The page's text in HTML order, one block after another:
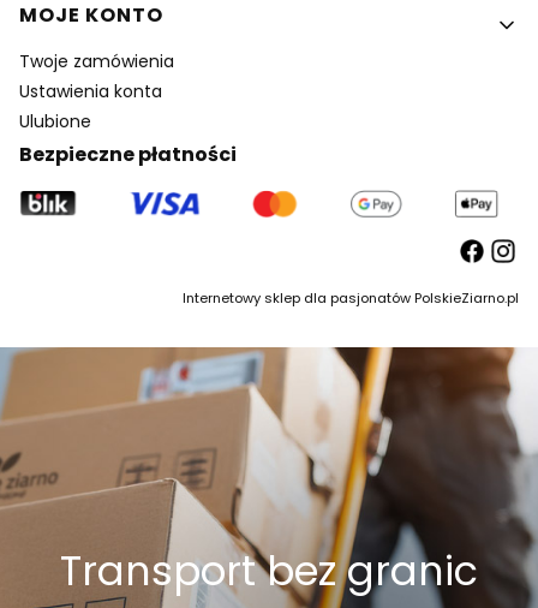
MOJE KONTO
Twoje zamówienia
Ustawienia konta
Ulubione
Bezpieczne płatności
Internetowy sklep dla pasjonatów PolskieZiarno.pl
Transport bez granic